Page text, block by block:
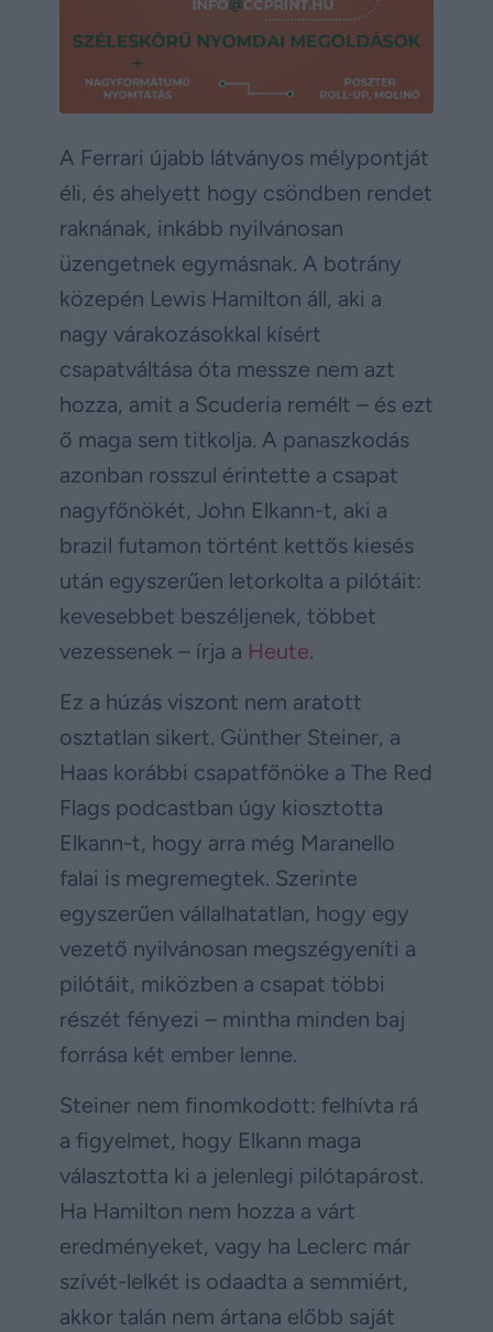
A Ferrari újabb látványos mélypontját
éli, és ahelyett hogy csöndben rendet
raknának, inkább nyilvánosan
üzengetnek egymásnak. A botrány
közepén Lewis Hamilton áll, aki a
nagy várakozásokkal kísért
csapatváltása óta messze nem azt
hozza, amit a Scuderia remélt – és ezt
ő maga sem titkolja. A panaszkodás
azonban rosszul érintette a csapat
nagyfőnökét, John Elkann-t, aki a
brazil futamon történt kettős kiesés
után egyszerűen letorkolta a pilótáit:
kevesebbet beszéljenek, többet
vezessenek – írja a Heute.
Ez a húzás viszont nem aratott
osztatlan sikert. Günther Steiner, a
Haas korábbi csapatfőnöke a The Red
Flags podcastban úgy kiosztotta
Elkann-t, hogy arra még Maranello
falai is megremegtek. Szerinte
egyszerűen vállalhatatlan, hogy egy
vezető nyilvánosan megszégyeníti a
pilótáit, miközben a csapat többi
részét fényezi – mintha minden baj
forrása két ember lenne.
Steiner nem finomkodott: felhívta rá
a figyelmet, hogy Elkann maga
választotta ki a jelenlegi pilótapárost.
Ha Hamilton nem hozza a várt
eredményeket, vagy ha Leclerc már
szívét-lelkét is odaadta a semmiért,
akkor talán nem ártana előbb saját